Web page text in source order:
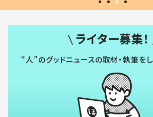
ライター募集！
“人”のグッドニュースの取材・執筆を